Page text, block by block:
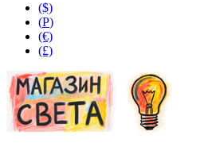
($)
(Р)
(€)
(£)